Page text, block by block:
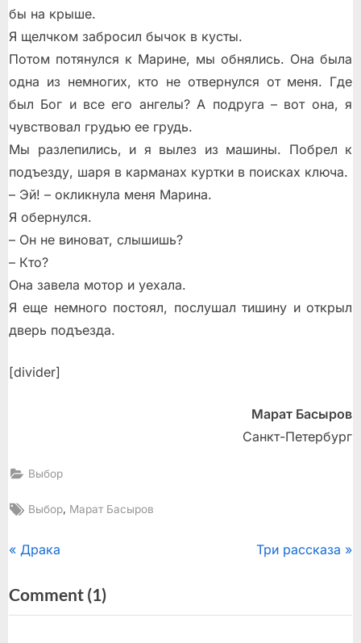
бы на крыше.
Я щелчком забросил бычок в кусты.
Потом потянулся к Марине, мы обнялись. Она была
одна из немногих, кто не отвернулся от меня. Где
был Бог и все его ангелы? А подруга – вот она, я
чувствовал грудью ее грудь.
Мы разлепились, и я вылез из машины. Побрел к
подъезду, шаря в карманах куртки в поисках ключа.
– Эй! – окликнула меня Марина.
Я обернулся.
– Он не виноват, слышишь?
– Кто?
Она завела мотор и уехала.
Я еще немного постоял, послушал тишину и открыл
дверь подъезда.
[divider]
Марат Басыров
Санкт-Петербург
Выбор
Tags:
Выбор, Марат Басыров
Post
navigation
P
e
v
Драка
N
t
Три рассказа
Comment (1)on
“Он